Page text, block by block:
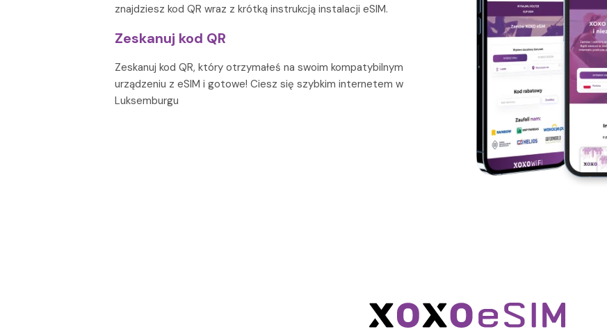
znajdziesz kod QR wraz z krótką instrukcją instalacji eSIM.
Zeskanuj kod QR
Zeskanuj kod QR, który otrzymałeś na swoim kompatybilnym
urządzeniu z eSIM i gotowe! Ciesz się szybkim internetem w
Luksemburgu